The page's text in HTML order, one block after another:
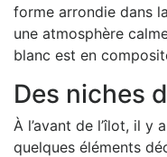
forme arrondie dans
une atmosphère
blanc est en
Des niches
À l’avant de l’îlot, il y
quelques éléments